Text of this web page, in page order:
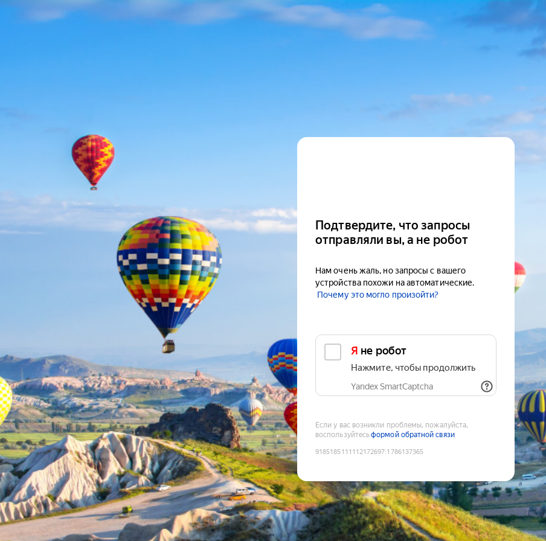
Подтвердите, что запросы
отправляли вы, а не робот
Нам очень жаль, но запросы с вашего
устройства похожи на автоматические.
Почему это могло произойти?
Я не робот
Нажмите, чтобы продолжить
Yandex SmartCaptcha
Если у вас возникли проблемы, пожалуйста,
воспользуйтесьформой обратной связи
9185185111112172697:1786137365